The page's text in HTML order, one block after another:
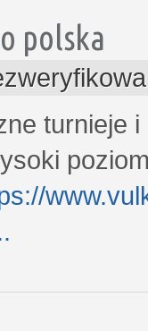
polska
turnieje